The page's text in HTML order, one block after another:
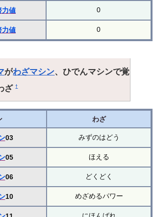
力値 0
力値 0
がわざマシン、ひでんマシンで覚
ざ†
わざ
03 みずのはどう
05 ほえる
06 どくどく
10 めざめるパワー